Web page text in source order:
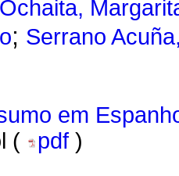
; Serrano
em
(
pdf )